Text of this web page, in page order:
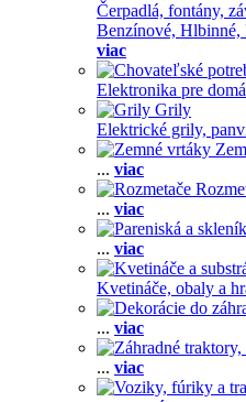
Čerpadlá, fontány,
Benzínové, Hlbinné,
viac
Elektronika pre
Grily
Elektrické grily,
... viac
... viac
... viac
Kvetináče, obaly a
... viac
... viac